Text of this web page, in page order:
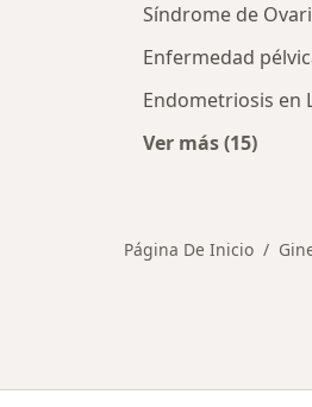
Síndrome de
Enfermedad
Endometriosis en
Ver más (15)
Página De Inicio